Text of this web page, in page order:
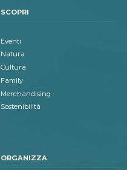
SCOPRI
Eventi
Natura
Cultura
Family
Merchandising
Sostenibilità
ORGANIZZA